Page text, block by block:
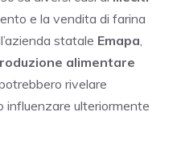
e la vendita di farina
statale Emapa,
alimentare
rivelare
influenzare ulteriormente